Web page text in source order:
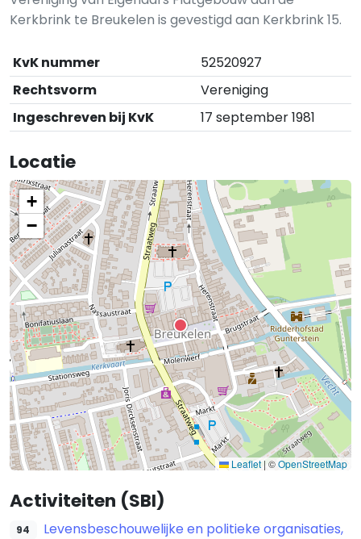
Kerkbrink te Breukelen is gevestigd aan Kerkbrink 15.
KvK nummer
52520927
Rechtsvorm
Vereniging
Ingeschreven bij KvK
17 september 1981
Locatie
+
−
Leaflet | ©OpenStreetMap
Activiteiten (SBI)
94
Levensbeschouwelijke en politieke organisaties,